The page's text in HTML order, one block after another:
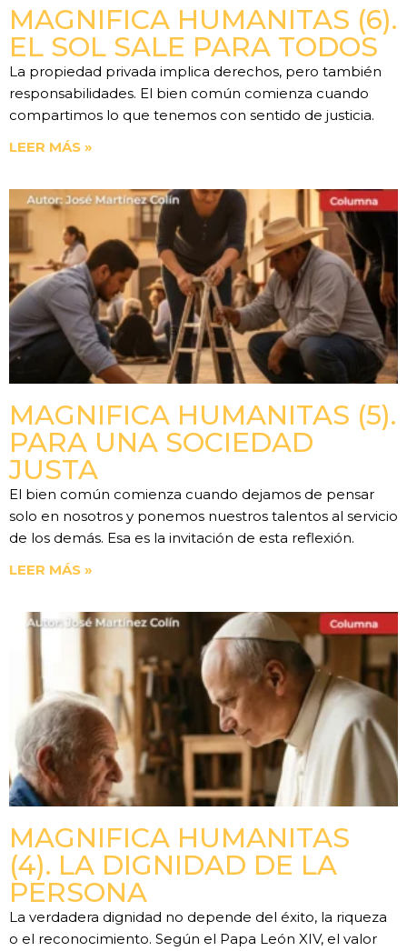
MAGNIFICA HUMANITAS (6).
EL SOL SALE PARA TODOS
La propiedad privada implica derechos, pero también
responsabilidades. El bien común comienza cuando
compartimos lo que tenemos con sentido de justicia.
LEER MÁS »
MAGNIFICA HUMANITAS (5).
PARA UNA SOCIEDAD
JUSTA
El bien común comienza cuando dejamos de pensar
solo en nosotros y ponemos nuestros talentos al servicio
de los demás. Esa es la invitación de esta reflexión.
LEER MÁS »
MAGNIFICA HUMANITAS
(4). LA DIGNIDAD DE LA
PERSONA
La verdadera dignidad no depende del éxito, la riqueza
o el reconocimiento. Según el Papa León XIV, el valor